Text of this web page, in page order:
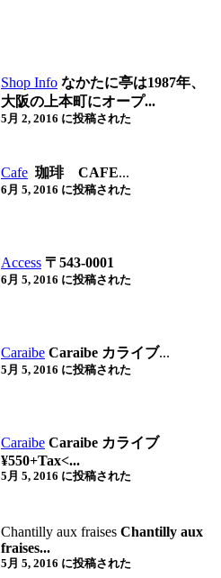
Shop Info なかたに亭は1987年、
大阪の上本町にオープ...
5月 2, 2016 に投稿された
Cafe 珈琲 CAFE...
6月 5, 2016 に投稿された
Access 〒543-0001
6月 5, 2016 に投稿された
Caraibe Caraibe カライブ...
5月 5, 2016 に投稿された
Caraibe Caraibe カライブ
¥550+Tax<...
5月 5, 2016 に投稿された
Chantilly aux fraises Chantilly aux
fraises...
5月 5, 2016 に投稿された